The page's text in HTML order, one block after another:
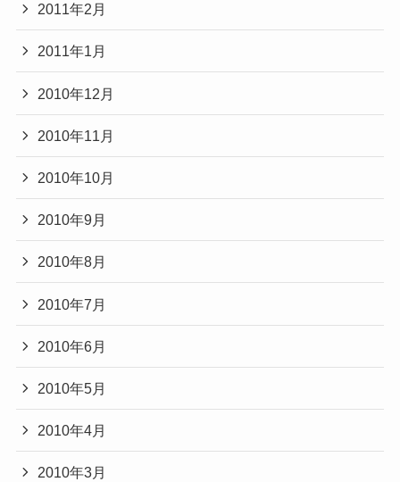
2011年2月
2011年1月
2010年12月
2010年11月
2010年10月
2010年9月
2010年8月
2010年7月
2010年6月
2010年5月
2010年4月
2010年3月